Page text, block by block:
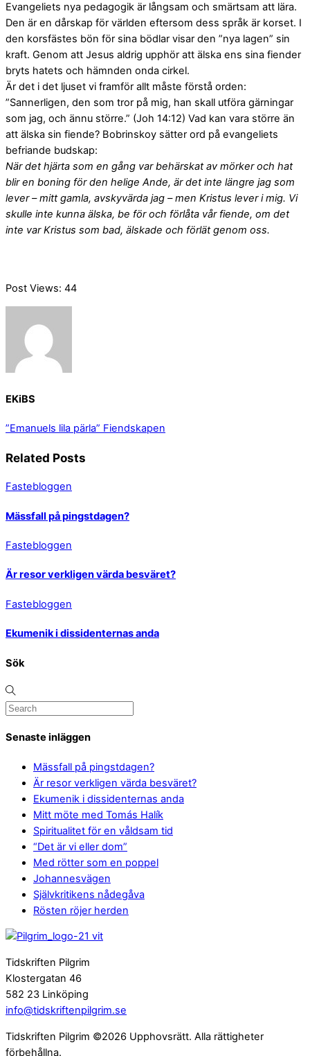
Evangeliets nya pedagogik är långsam och smärtsam att lära.
Den är en dårskap för världen eftersom dess språk är korset. I
den korsfästes bön för sina bödlar visar den ”nya lagen” sin
kraft. Genom att Jesus aldrig upphör att älska ens sina fiender
bryts hatets och hämnden onda cirkel.
Är det i det ljuset vi framför allt måste förstå orden:
”Sannerligen, den som tror på mig, han skall utföra gärningar
som jag, och ännu större.” (Joh 14:12) Vad kan vara större än
att älska sin fiende? Bobrinskoy sätter ord på evangeliets
befriande budskap:
När det hjärta som en gång var behärskat av mörker och hat
blir en boning för den helige Ande, är det inte längre jag som
lever – mitt gamla, avskyvärda jag – men Kristus lever i mig. Vi
skulle inte kunna älska, be för och förlåta vår fiende, om det
inte var Kristus som bad, älskade och förlät genom oss.
Post Views: 44
EKiBS
”Emanuels lila pärla” Fiendskapen
Related Posts
Fastebloggen
Mässfall på pingstdagen?
Fastebloggen
Är resor verkligen värda besväret?
Fastebloggen
Ekumenik i dissidenternas anda
Sök
Senaste inläggen
Mässfall på pingstdagen?
Är resor verkligen värda besväret?
Ekumenik i dissidenternas anda
Mitt möte med Tomás Halík
Spiritualitet för en våldsam tid
“Det är vi eller dom”
Med rötter som en poppel
Johannesvägen
Självkritikens nådegåva
Rösten röjer herden
Tidskriften Pilgrim
Klostergatan 46
582 23 Linköping
info@tidskriftenpilgrim.se
Tidskriften Pilgrim ©2026 Upphovsrätt. Alla rättigheter
förbehållna.